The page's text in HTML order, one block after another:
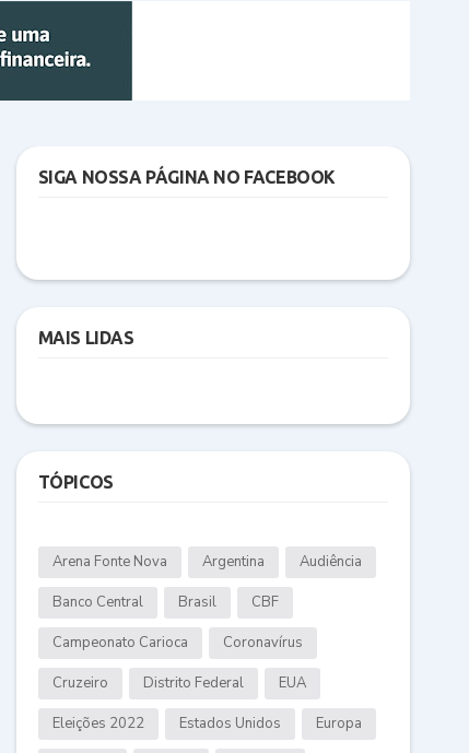
SIGA NOSSA PÁGINA NO FACEBOOK
MAIS LIDAS
TÓPICOS
Arena Fonte Nova Argentina Audiência
Banco Central Brasil CBF
Campeonato Carioca Coronavírus
Cruzeiro Distrito Federal EUA
Eleições 2022 Estados Unidos Europa